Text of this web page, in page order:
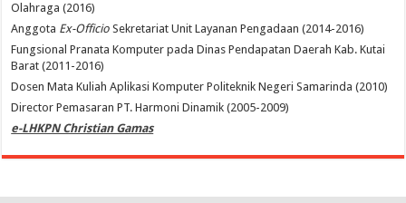
Olahraga (2016)
Anggota Ex-Officio Sekretariat Unit Layanan Pengadaan (2014-2016)
Fungsional Pranata Komputer pada Dinas Pendapatan Daerah Kab. Kutai
Barat (2011-2016)
Dosen Mata Kuliah Aplikasi Komputer Politeknik Negeri Samarinda (2010)
Director Pemasaran PT. Harmoni Dinamik (2005-2009)
e-LHKPN Christian Gamas